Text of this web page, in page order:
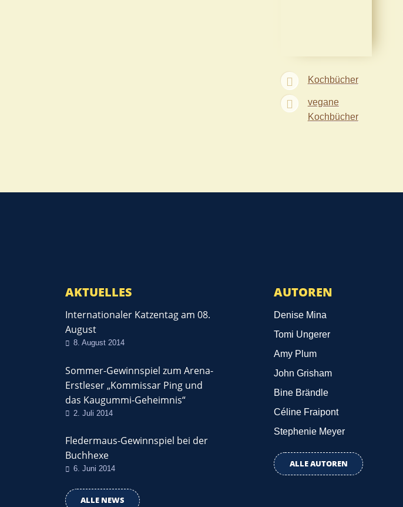
Kochbücher
vegane
Kochbücher
AKTUELLES
Internationaler Katzentag am 08.
August
8. August 2014
Sommer-Gewinnspiel zum Arena-
Erstleser „Kommissar Ping und
das Kaugummi-Geheimnis“
2. Juli 2014
Fledermaus-Gewinnspiel bei der
Buchhexe
6. Juni 2014
ALLE NEWS
AUTOREN
Denise Mina
Tomi Ungerer
Amy Plum
John Grisham
Bine Brändle
Céline Fraipont
Stephenie Meyer
ALLE AUTOREN